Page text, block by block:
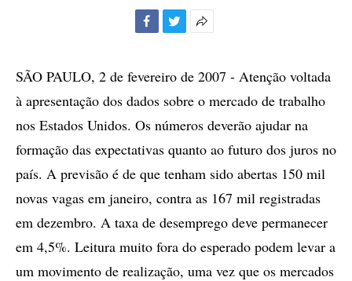
compartilhamento
SÃO PAULO, 2 de fevereiro de 2007 - Atenção voltada
à apresentação dos dados sobre o mercado de trabalho
nos Estados Unidos. Os números deverão ajudar na
formação das expectativas quanto ao futuro dos juros no
país. A previsão é de que tenham sido abertas 150 mil
novas vagas em janeiro, contra as 167 mil registradas
em dezembro. A taxa de desemprego deve permanecer
em 4,5%. Leitura muito fora do esperado podem levar a
um movimento de realização, uma vez que os mercados